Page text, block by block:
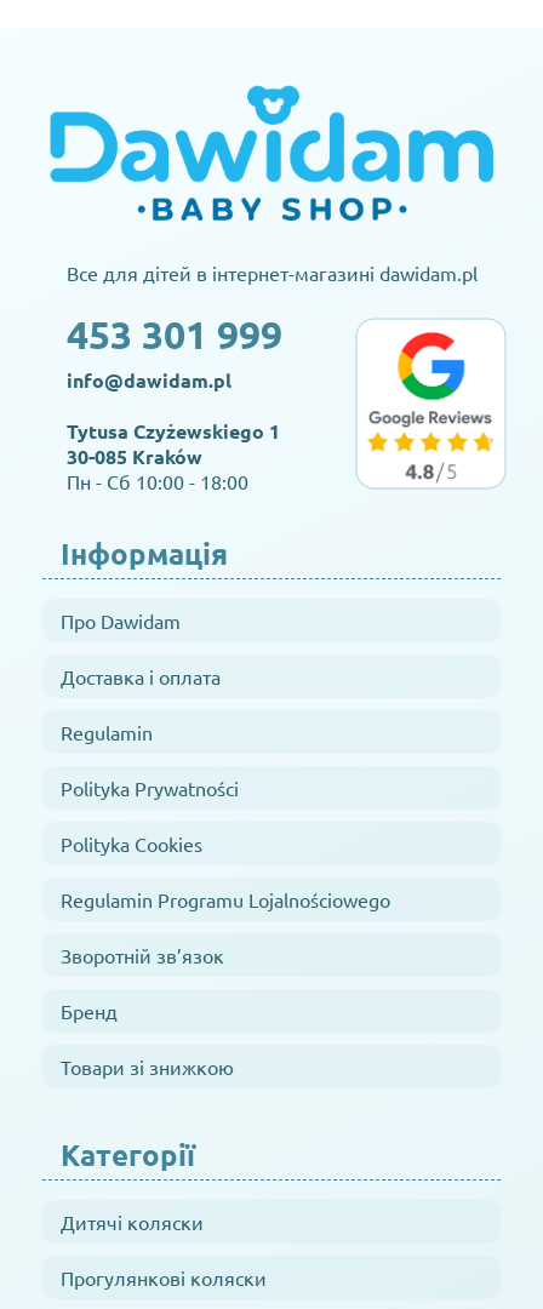
Все для дітей в інтернет-магазині dawidam.pl
453 301 999
info@dawidam.pl
Tytusa Czyżewskiego 1
30-085 Kraków
Пн - Сб 10:00 - 18:00
Інформація
Про Dawidam
Доставка і оплата
Regulamin
Polityka Prywatności
Polityka Cookies
Regulamin Programu Lojalnościowego
Зворотній зв’язок
Бренд
Товари зі знижкою
Категорії
Дитячі коляски
Прогулянкові коляски